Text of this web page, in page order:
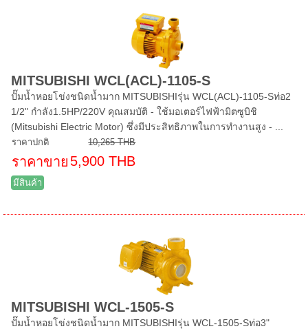
MITSUBISHI WCL(ACL)-1105-S
ปั๊มน้ำหอยโข่งชนิดน้ำมาก MITSUBISHIรุ่น WCL(ACL)-1105-Sท่อ2
1/2" กำลัง1.5HP/220V คุณสมบัติ - ใช้มอเตอร์ไฟฟ้ามิตซูบิชิ
(Mitsubishi Electric Motor) ซึ่งมีประสิทธิภาพในการทำงานสูง - ...
ราคาปกติ 10,265 THB
ราคาขาย 5,900 THB
มีสินค้า
MITSUBISHI WCL-1505-S
ปั๊มน้ำหอยโข่งชนิดน้ำมาก MITSUBISHIรุ่น WCL-1505-Sท่อ3"